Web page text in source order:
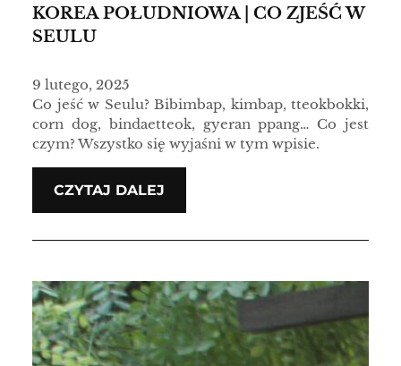
KOREA POŁUDNIOWA | CO ZJEŚĆ W
SEULU
9 lutego, 2025
Co jeść w Seulu? Bibimbap, kimbap, tteokbokki,
corn dog, bindaetteok, gyeran ppang… Co jest
czym? Wszystko się wyjaśni w tym wpisie.
CZYTAJ DALEJ